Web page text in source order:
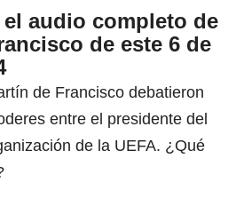
audio completo de
de este 6 de
de Francisco debatieron
entre el presidente del
de la UEFA. ¿Qué